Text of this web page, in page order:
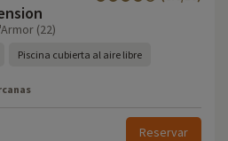
(22)
Piscina cubierta al aire libre
Reservar